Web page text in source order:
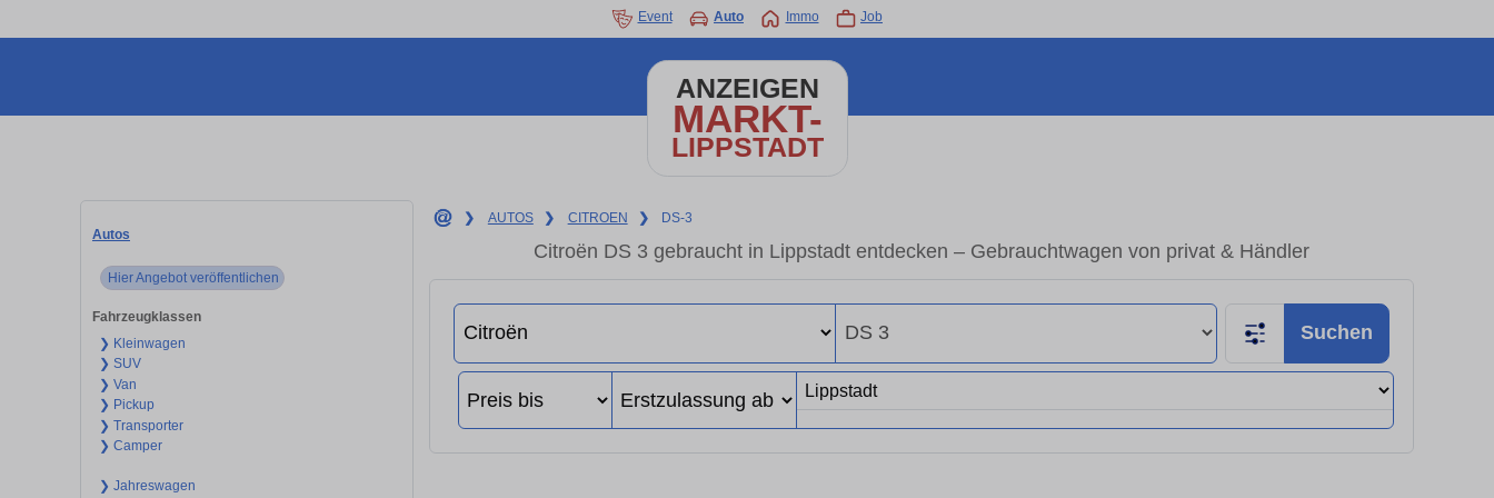
Event Auto Immo Job
ANZEIGEN
MARKT-
LIPPSTADT
Autos
Hier Angebot veröffentlichen
Fahrzeugklassen
❯ Kleinwagen
❯ SUV
❯ Van
❯ Pickup
❯ Transporter
❯ Camper
❯ Jahreswagen
❯ AUTOS ❯ CITROEN ❯ DS-3
Citroën DS 3 gebraucht in Lippstadt entdecken – Gebrauchtwagen von privat & Händler
Suchen